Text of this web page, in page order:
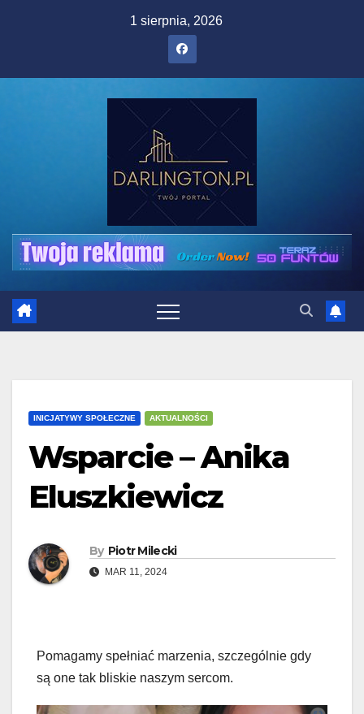
1 sierpnia, 2026
INICJATYWY SPOŁECZNE AKTUALNOŚCI
Wsparcie – Anika
Eluszkiewicz
By Piotr Milecki
MAR 11, 2024
Pomagamy spełniać marzenia, szczególnie gdy
są one tak bliskie naszym sercom.